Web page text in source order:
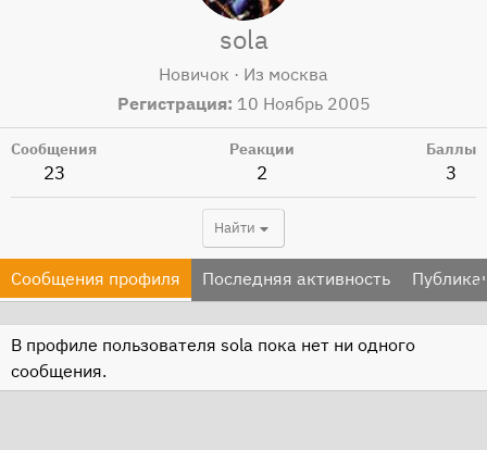
sola
Новичок · Из москва
Регистрация 10 Ноябрь 2005
Сообщения
23
Реакции
2
Баллы
3
Найти
Сообщения профиля Последняя активность
В профиле пользователя sola пока нет ни одного
сообщения.